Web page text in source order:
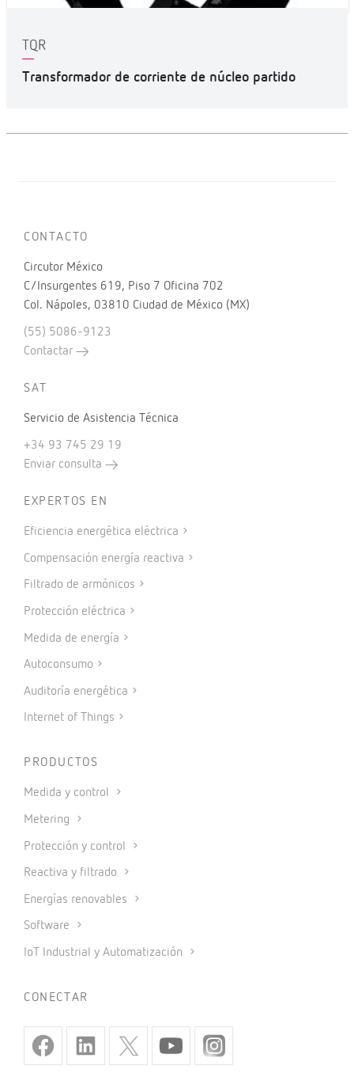
TQR
Transformador de corriente de núcleo partido
CONTACTO
Circutor México
C/Insurgentes 619, Piso 7 Oficina 702
Col. Nápoles, 03810 Ciudad de México (MX)
(55) 5086-9123
Contactar
SAT
Servicio de Asistencia Técnica
+34 93 745 29 19
Enviar consulta
EXPERTOS EN
Eficiencia energética eléctrica
Compensación energía reactiva
Filtrado de armónicos
Protección eléctrica
Medida de energía
Autoconsumo
Auditoría energética
Internet of Things
PRODUCTOS
Medida y control
Metering
Protección y control
Reactiva y filtrado
Energías renovables
Software
IoT Industrial y Automatización
CONECTAR